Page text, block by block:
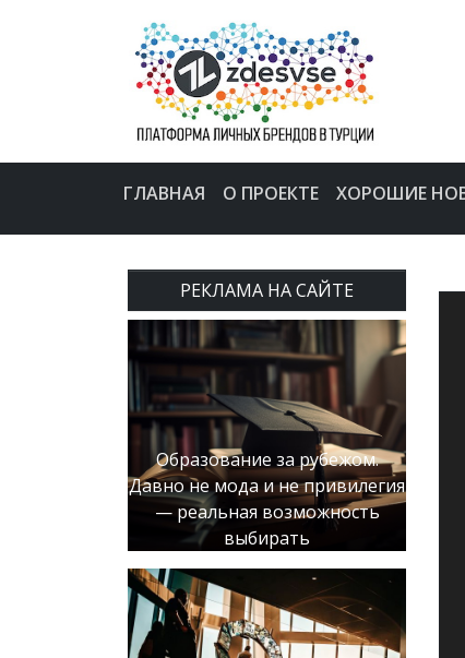
ГЛАВНАЯ О ПРОЕКТЕ ХОРОШИЕ
РЕКЛАМА НА САЙТЕ
Образование за рубежом.
Давно не мода и не привилегия
— реальная возможность
выбирать